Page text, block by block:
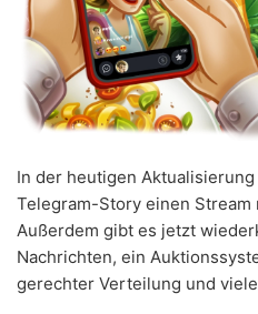
In der heutigen
Telegram-Story einen Stream
Außerdem gibt es jetzt
Nachrichten, ein
gerechter Verteilung und